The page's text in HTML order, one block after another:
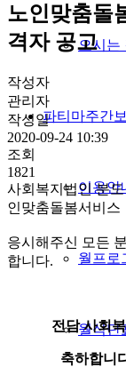
오시는
파티마주간
이용안
월프로
월식단
노인맞춤돌
격자 공고
작성자
관리자
작성일
2020-09-24 10:39
조회
1821
사회복지법인 분
인맞춤돌봄서비스
응시해주신 모든
합니다.
전담 사회
축하합니